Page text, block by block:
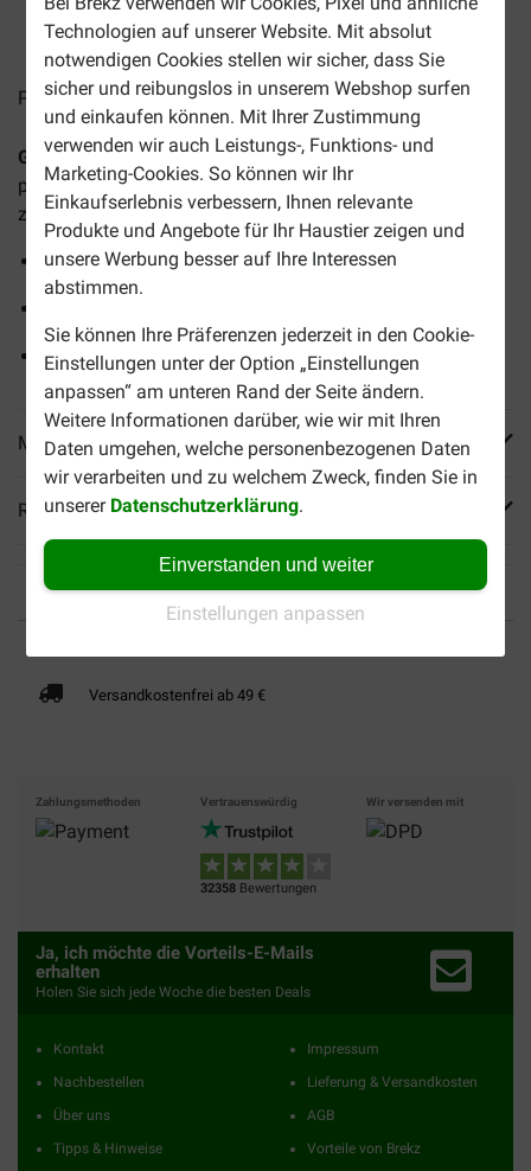
Technologien auf unserer Website. Mit absolut
notwendigen Cookies stellen wir sicher, dass Sie
sicher und reibungslos in unserem Webshop surfen
und einkaufen können. Mit Ihrer Zustimmung
verwenden wir auch Leistungs-, Funktions- und
Marketing-Cookies. So können wir Ihr
Einkaufserlebnis verbessern, Ihnen relevante
Produkte und Angebote für Ihr Haustier zeigen und
unsere Werbung besser auf Ihre Interessen
abstimmen.
Sie können Ihre Präferenzen jederzeit in den Cookie-
Einstellungen unter der Option „Einstellungen
anpassen“ am unteren Rand der Seite ändern.
Weitere Informationen darüber, wie wir mit Ihren
Daten umgehen, welche personenbezogenen Daten
wir verarbeiten und zu welchem Zweck, finden Sie in
unserer Datenschutzerklärung.
Einverstanden und weiter
Einstellungen anpassen
2-4 Arbeitstage, sofern nicht anders angegeben
Preise inkl. MwSt zzgl.Versandkosten
Garvo Futter für Eichhörnchenist ein vollständiges
pflanzliches Futter, das extra für Eichhörnchen
zusammengestellt wurde.
Komplett pflanzliches Futter
Mit zugesetzten Vitaminen und Mineralstoffen
Mehr Produktinfos
Reviews
Versandkostenfrei ab 49 €
Zahlungsmethoden Vertrauenswürdig
32358 Bewertungen
Wir versenden mit
Ja, ich möchte die Vorteils-E-Mails
erhalten
Holen Sie sich jede Woche die besten Deals
Kontakt
Nachbestellen
Über uns
Tipps & Hinweise
Impressum
Lieferung & Versandkosten
AGB
Vorteile von Brekz